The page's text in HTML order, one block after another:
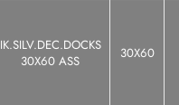
IK.SILV.DEC.DOCKS
30X60 ASS
30X60